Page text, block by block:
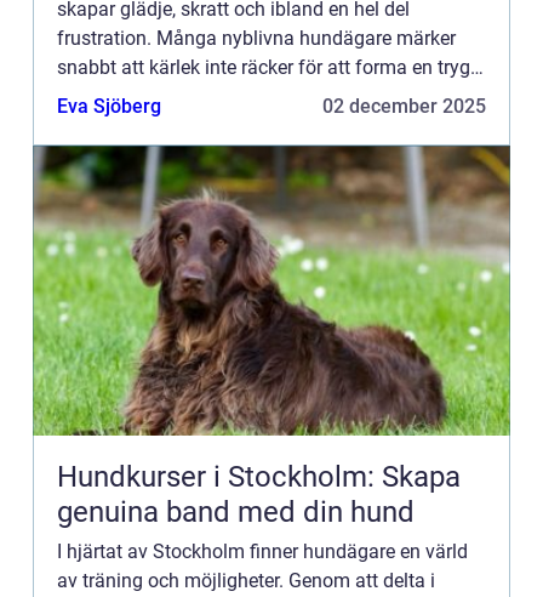
skapar glädje, skratt och ibland en hel del
frustration. Många nyblivna hundägare märker
snabbt att kärlek inte räcker för att forma en trygg
oc...
Eva Sjöberg 02 december 2025
Hundkurser i Stockholm: Skapa
genuina band med din hund
I hjärtat av Stockholm finner hundägare en värld
av träning och möjligheter. Genom att delta i